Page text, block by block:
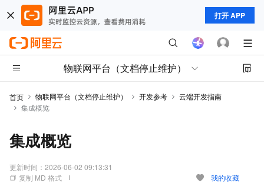
打开 APP
物联网平台（文档停止维护）
首页 物联网平台（文档停止维护） 开发参考
云端开发指南
集成概览
集成概览
更新时间： 2026-06-02 09:13:31
复制 MD 格式
我的收藏